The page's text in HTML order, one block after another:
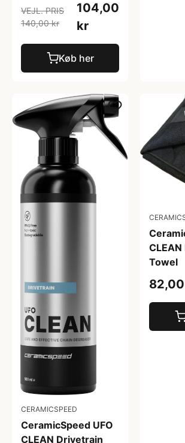
VEJL. PRIS
140,00 kr
104,00
kr
Køb her
CERAMICSPEED
CeramicSpeed UFO
CLEAN Drivetrain
Towel